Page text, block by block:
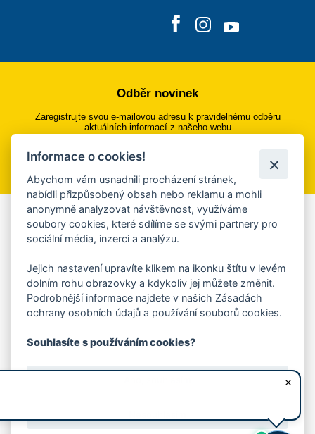
Odběr novinek
Zaregistrujte svou e-mailovou adresu k pravidelnému odběru
aktuálních informací z našeho webu
Přihlásit se k odběru
Aplikace Mobilní rozhlas
Chcete dostávat do svého mobilu či mailu upozornění na
ankety, pozvánky na kulturní a sportovní akce?
Více informací o aplikaci
© 2026 Magistrát města Zlína
Prohlášení o používání cookies
Informace o cookies!
Abychom vám usnadnili procházení stránek,
nabídli přizpůsobený obsah nebo reklamu a mohli
anonymně analyzovat návštěvnost, využíváme
soubory cookies, které sdílíme se svými partnery pro
sociální média, inzerci a analýzu.
Jejich nastavení upravíte klikem na ikonku štítu v levém
dolním rohu obrazovky a kdykoliv jej můžete změnit.
Podrobnější informace najdete v našich Zásadách
ochrany osobních údajů a používání souborů cookies.
Souhlasíte s používáním cookies?